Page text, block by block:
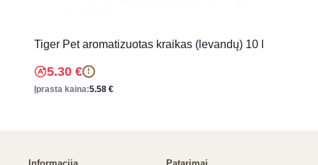
Tiger Pet aromatizuotas kraikas (levandų) 10 l
5.30 € !
Įprasta kaina:5.58 €